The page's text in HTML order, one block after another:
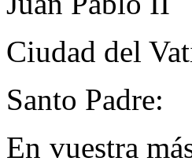
Ciudad del
Santo Padre:
En vuestra